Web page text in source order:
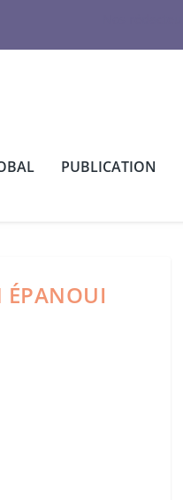
PUBLICATION
ÉPANOUI